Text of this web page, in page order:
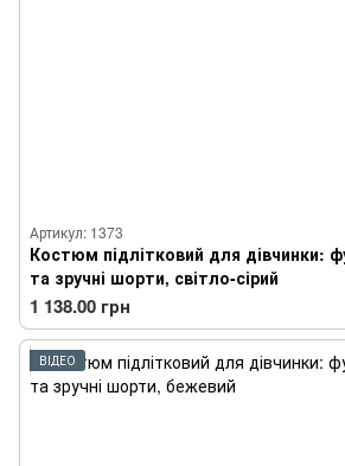
Артикул: 1373
Костюм підлітковий для дівчинки:
та зручні шорти, світло-сірий
1 138.00 грн
ВІДЕО